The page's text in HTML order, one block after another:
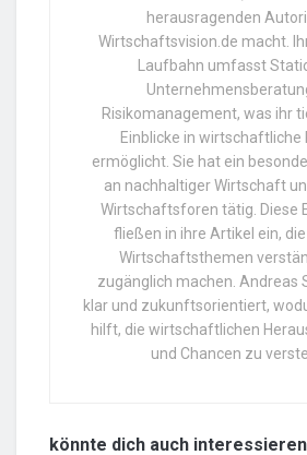
herausragenden
Wirtschaftsvision.de macht.
Laufbahn umfasst
Risikomanagement, was ihr
Einblicke in wirtschaftliche
ermöglicht. Sie hat ein
an nachhaltiger Wirtschaft
Wirtschaftsforen tätig. Diese
fließen in ihre Artikel ein,
Wirtschaftsthemen
zugänglich machen. Andreas
klar und zukunftsorientiert,
hilft, die wirtschaftlichen
und Chancen zu
könnte dich auch interessieren